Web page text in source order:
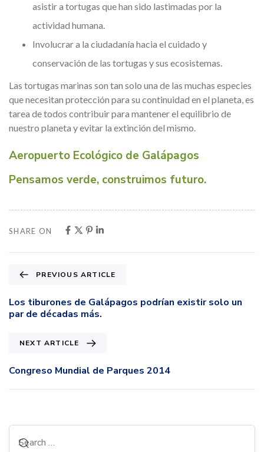
asistir a tortugas que han sido lastimadas por la
actividad humana.
Involucrar a la ciudadanía hacia el cuidado y
conservación de las tortugas y sus ecosistemas.
Las tortugas marinas son tan solo una de las muchas especies
que necesitan protección para su continuidad en el planeta, es
tarea de todos contribuir para mantener el equilibrio de
nuestro planeta y evitar la extinción del mismo.
Aeropuerto Ecológico de Galápagos
Pensamos verde, construimos futuro.
SHARE ON
PREVIOUS ARTICLE
Los tiburones de Galápagos podrían existir solo un
par de décadas más.
NEXT ARTICLE
Congreso Mundial de Parques 2014